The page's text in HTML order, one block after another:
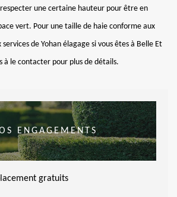
une certaine hauteur pour être en
vert. Pour une taille de haie conforme aux
de Yohan élagage si vous êtes à Belle Et
à le contacter pour plus de détails.
ENGAGEMENTS
gratuits